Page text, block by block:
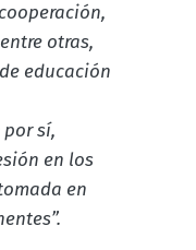
otras,
educación
sí,
en los
en